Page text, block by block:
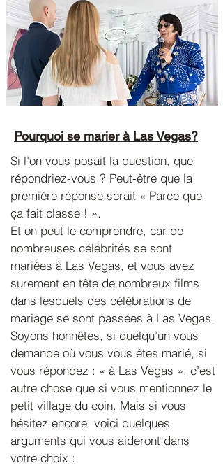
Pourquoi se marier à Las Vegas?
Si l’on vous posait la question, que
répondriez-vous ? Peut-être que la
première réponse serait « Parce que
ça fait classe ! ».
Et on peut le comprendre, car de
nombreuses célébrités se sont
mariées à Las Vegas, et vous avez
surement en tête de nombreux films
dans lesquels des célébrations de
mariage se sont passées à Las Vegas.
Soyons honnêtes, si quelqu’un vous
demande où vous vous êtes marié, si
vous répondez : « à Las Vegas », c’est
autre chose que si vous mentionnez le
petit village du coin. Mais si vous
hésitez encore, voici quelques
arguments qui vous aideront dans
votre choix :